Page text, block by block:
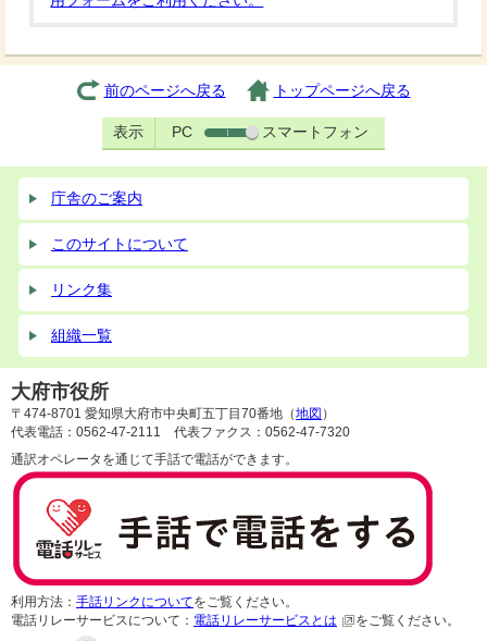
前のページへ戻る トップページへ戻る
表示 PC スマートフォン
庁舎のご案内
このサイトについて
リンク集
組織一覧
大府市役所
〒474-8701 愛知県大府市中央町五丁目70番地（地図 ）
代表電話：0562-47-2111 代表ファクス：0562-47-7320
通訳オペレータを通じて手話で電話ができます。
利用方法： 手話リンクについてをご覧ください。
電話リレーサービスについて： 電話リレーサービスとは をご覧ください。